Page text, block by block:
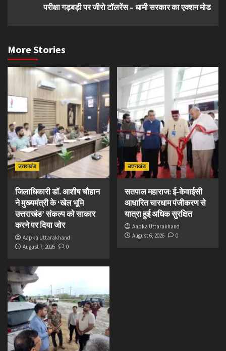
परीक्षा गड़बड़ी पर जीरो टॉलरेंस – धामी सरकार का एक्शन मोड
More Stories
उत्तराखंड
जिलाधिकारी डॉ. आशीष चौहान
ने मुख्यमंत्री के ‘खेल भूमि
उत्तराखंड’ संकल्प को साकार
करने पर दिया जोर
Aapka Uttarakhand
August 7, 2026
0
उत्तराखंड
सतपाल महाराज: ई-केवाईसी
आधारित चारधाम पंजीकरण से
यात्रा हुई अधिक सुरक्षित
Aapka Uttarakhand
August 6, 2026
0